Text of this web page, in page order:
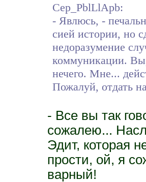
Cep_PblLlApb:
- Явлюсь, -
сией истории, но
недоразумение
коммуникации.
нечего. Мне...
Пожалуй, отдать
- Все вы так
сожалею...
Эдит, которая
прости, ой, я
варный!